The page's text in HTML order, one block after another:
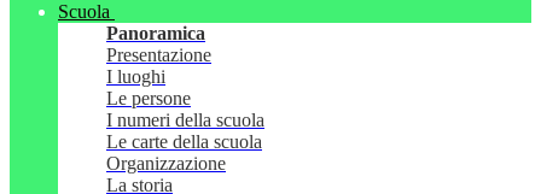
Scuola
Panoramica
Presentazione
I luoghi
Le persone
I numeri della scuola
Le carte della scuola
Organizzazione
La storia